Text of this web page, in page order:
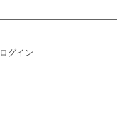
ログイン